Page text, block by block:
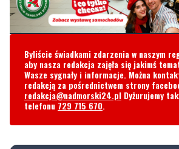
Byliście świadkami zdarzenia w naszym
aby nasza redakcja zajęła się jakimś
Wasze sygnały i informacje. Można
redakcja@nadmorski24.plDyżurujemy
telefonu729 715 670.
Komentowanie
Ten artykuł nie umożliwia